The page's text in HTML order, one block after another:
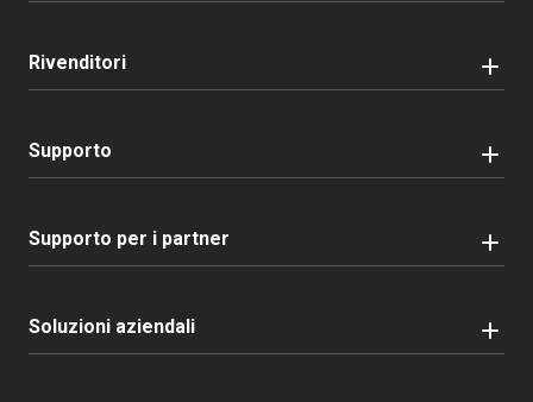
Rivenditori
Supporto
Supporto per i partner
Soluzioni aziendali